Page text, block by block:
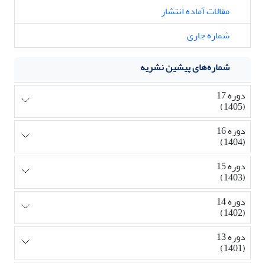
مقالات آماده انتشار
شماره جاری
شماره‌های پیشین نشریه
دوره 17
(1405)
دوره 16
(1404)
دوره 15
(1403)
دوره 14
(1402)
دوره 13
(1401)